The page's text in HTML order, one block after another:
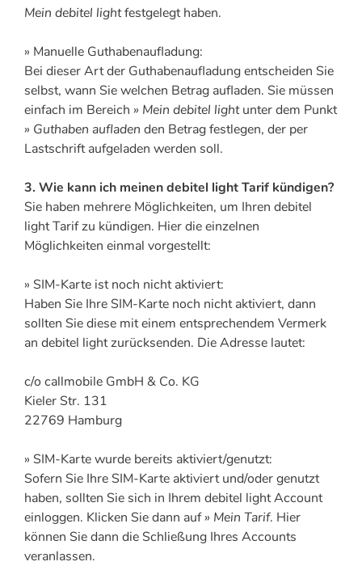
Mein debitel lightfestgelegt haben.
» Manuelle Guthabenaufladung:
Bei dieser Art der Guthabenaufladung entscheiden Sie
selbst, wann Sie welchen Betrag aufladen. Sie müssen
einfach im Bereich » Mein debitel lightunter dem Punkt
» Guthaben aufladen den Betrag festlegen, der per
Lastschrift aufgeladen werden soll.
3. Wie kann ich meinen debitel light Tarif kündigen?
Sie haben mehrere Möglichkeiten, um Ihren debitel
light Tarif zu kündigen. Hier die einzelnen
Möglichkeiten einmal vorgestellt:
» SIM-Karte ist noch nicht aktiviert:
Haben Sie Ihre SIM-Karte noch nicht aktiviert, dann
sollten Sie diese mit einem entsprechendem Vermerk
an debitel light zurücksenden. Die Adresse lautet:
c/o callmobile GmbH & Co. KG
Kieler Str. 131
22769 Hamburg
» SIM-Karte wurde bereits aktiviert/genutzt:
Sofern Sie Ihre SIM-Karte aktiviert und/oder genutzt
haben, sollten Sie sich in Ihrem debitel light Account
einloggen. Klicken Sie dann auf» Mein Tarif. Hier
können Sie dann die Schließung Ihres Accounts
veranlassen.